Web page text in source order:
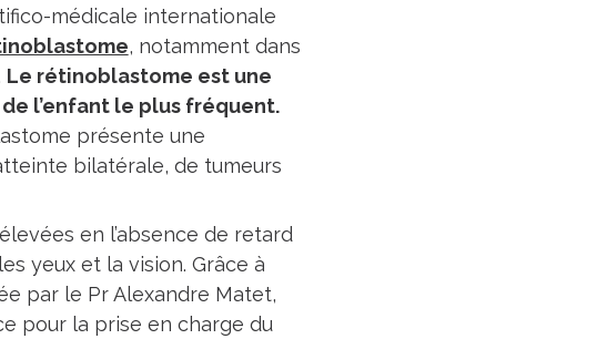
médicale internationale
, notamment dans
Le rétinoblastome est une
l’enfant le plus fréquent.
présente une
bilatérale, de tumeurs
en l’absence de retard
yeux et la vision. Grâce à
par le Pr Alexandre Matet,
pour la prise en charge du